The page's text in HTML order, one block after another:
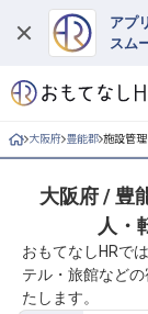
アプ
スム
ログイン
求人・施設
就職・転職
おもてなし
大阪府 豊能郡 施設管
大阪府 / 豊
人・
おもてなしHRで
テル・旅館など
たします。